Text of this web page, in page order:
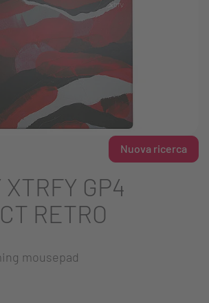
Nuova ricerca
GP4
RETRO
mousepad